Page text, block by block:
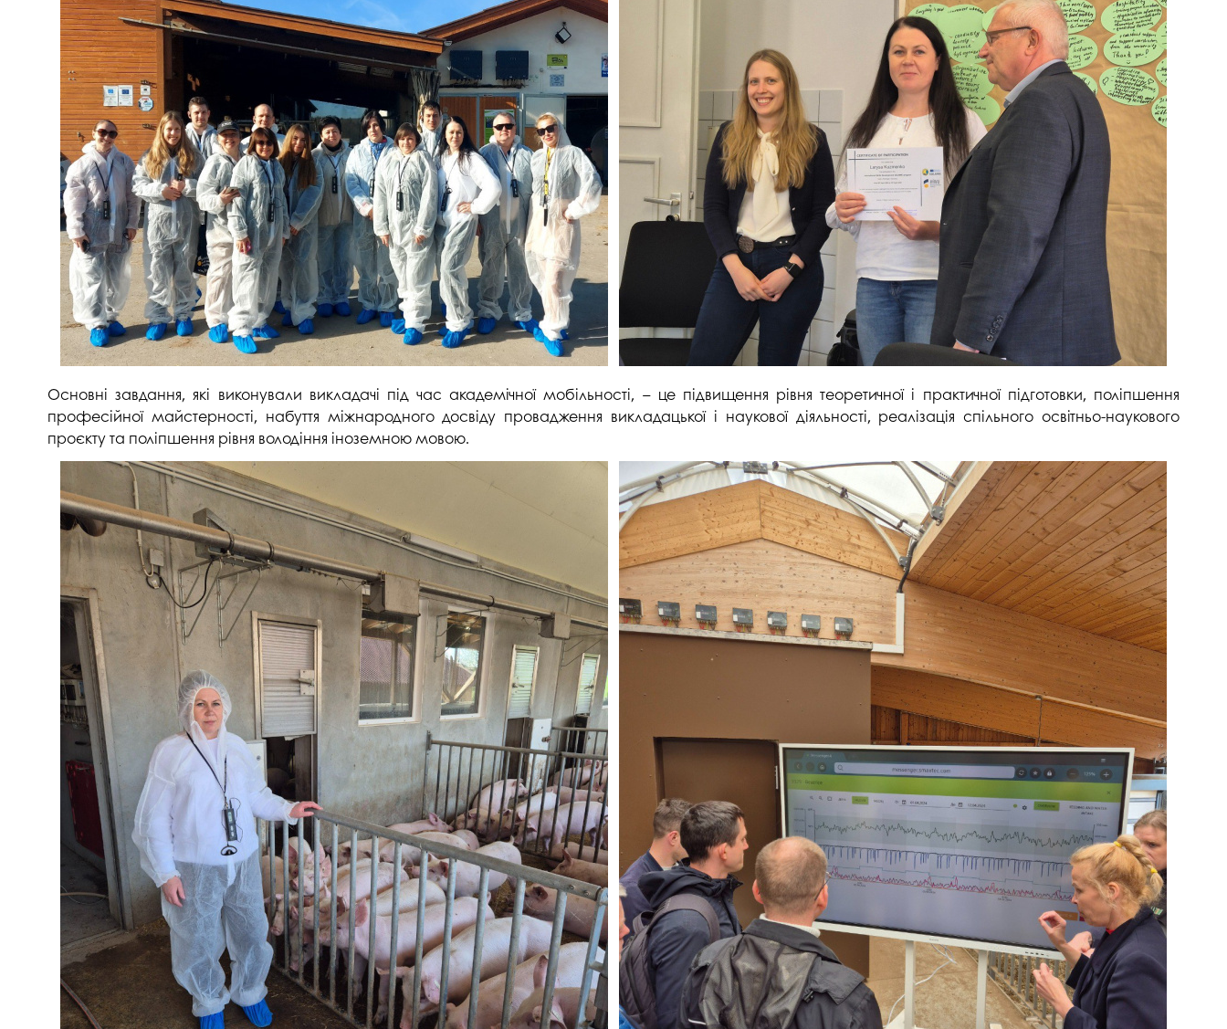
госпдоговірних робіт (послуг)
Основні завдання, які виконували викладачі під час академічної мобільності, – це підвищення рівня теоретичної і практичної підготовки, поліпшення
професійної майстерності, набуття міжнародного досвіду провадження викладацької і наукової діяльності, реалізація спільного освітньо-наукового
проєкту та поліпшення рівня володіння іноземною мовою.